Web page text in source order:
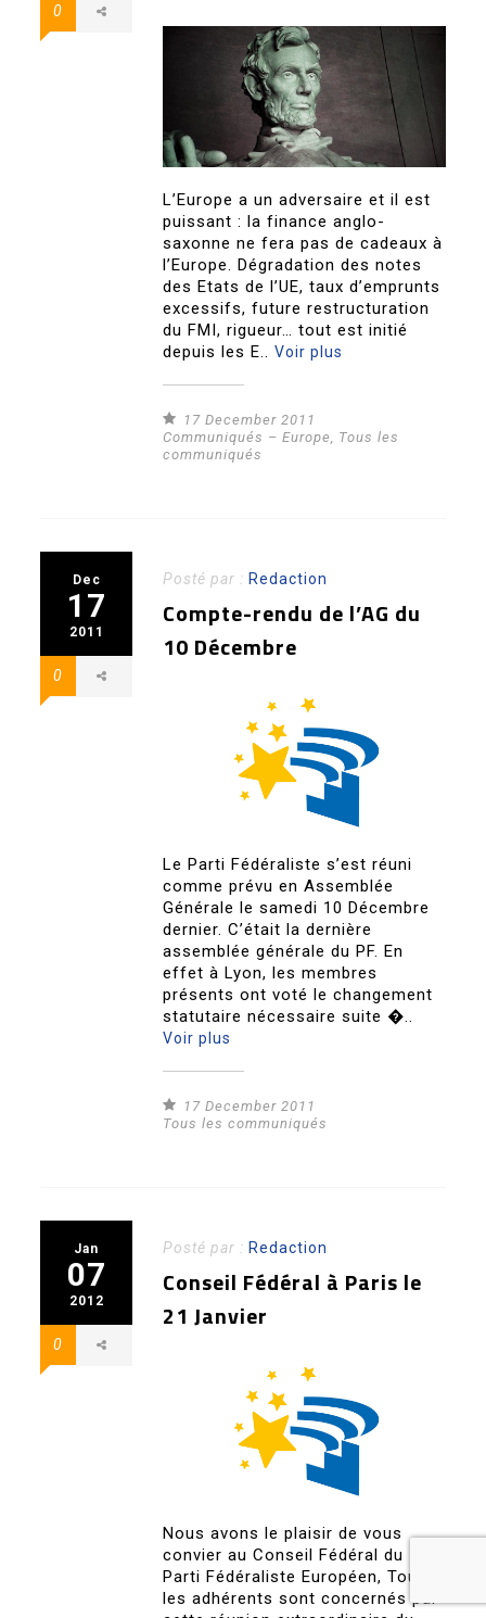
0
L’Europe a un adversaire et il est
puissant : la finance anglo-
saxonne ne fera pas de cadeaux à
l’Europe. Dégradation des notes
des Etats de l’UE, taux d’emprunts
excessifs, future restructuration
du FMI, rigueur… tout est initié
depuis les E..Voir plus
17 December 2011
Communiqués – Europe, Tous les
communiqués
Dec
17
2011
0
Posté par : Redaction
Compte-rendu de l’AG du
10 Décembre
Le Parti Fédéraliste s’est réuni
comme prévu en Assemblée
Générale le samedi 10 Décembre
dernier. C’était la dernière
assemblée générale du PF. En
effet à Lyon, les membres
présents ont voté le changement
statutaire nécessaire suite �..
Voir plus
17 December 2011
Tous les communiqués
Jan
07
2012
0
Posté par : Redaction
Conseil Fédéral à Paris le
21 Janvier
Nous avons le plaisir de vous
convier au Conseil Fédéral du
Parti Fédéraliste Européen, Tous
les adhérents sont concernés par